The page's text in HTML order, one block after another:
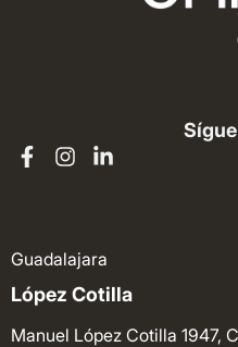
Guadalajara
López Cotilla
Manuel López Cotilla 1947,